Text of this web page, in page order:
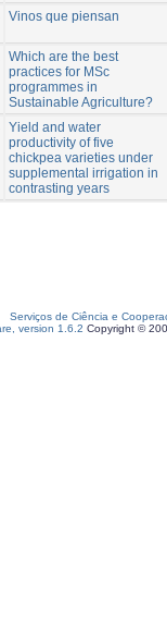
Vinos que piensan
Which are the best
practices for MSc
programmes in
Sustainable Agriculture?
Yield and water
productivity of five
chickpea varieties under
supplemental irrigation in
contrasting years
Serviços de Ciência e
version 1.6.2 Copyright ©